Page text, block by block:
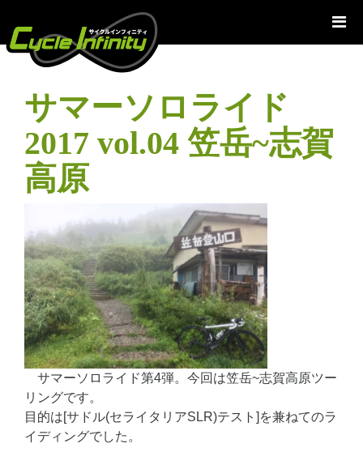
テ
サマーソロライド
2017 vol.04 笠岳~志賀
高原
サマーソロライド第4弾。今回は笠岳~志賀高原ツー
リングです。
目的は[サドル(セライタリアSLR)テスト]を兼ねてのラ
イディングでした。